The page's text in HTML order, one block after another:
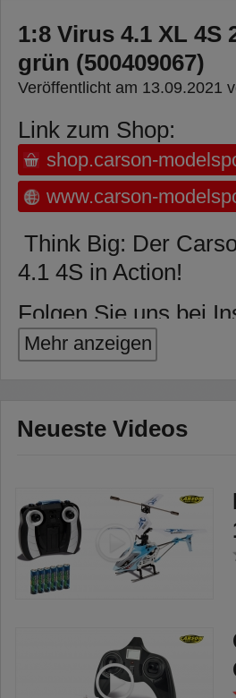
1:8 Virus 4.1 XL 4S
grün (500409067)
Veröffentlicht am 13.09.2021
Link zum Shop:
shop.carson-
www.carson-
Think Big: Der
4.1 4S in Action!
Folgen Sie uns bei
Facebook!
https://
Art.bezeichnung:
4S 2.4 GHz RTR
Bullige
Der ferngesteuerte
Begleiter für den
Durch die extra
Mehr anzeigen
Neueste Videos